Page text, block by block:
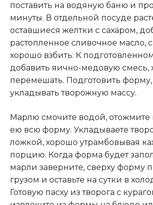
поставить на водяную баню и
минуты. В отдельной посуде
оставшиеся желтки с сахаром,
растопленное сливочное масло,
хорошо взбить. К
добавить яично-медовую смесь,
перемешать. Подготовить форму,
укладывать творожную массу.
Марлю смочите водой, отожмите
ею всю форму. Укладываете
ложкой, хорошо утрамбовывая
порцию. Когда форма будет
марли заверните, сверху форму
грузом и оставьте на сутки в
Готовую пасху из творога с